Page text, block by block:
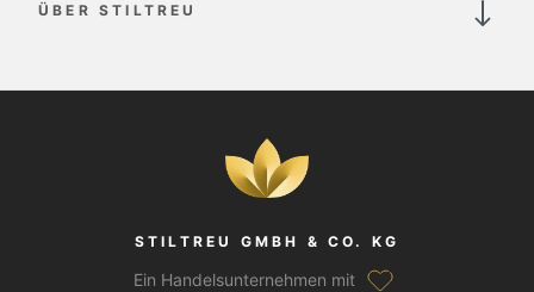
ÜBER STILTREU
STILTREU GMBH & CO. KG
Ein Handelsunternehmen mit